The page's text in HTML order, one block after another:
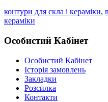
контури для скла і кераміки,
кераміки
Особистий Кабінет
Особистий Кабінет
Історія замовлень
Закладки
Розсилка
Контакти